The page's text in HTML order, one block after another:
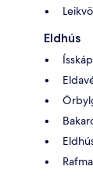
Eldhús